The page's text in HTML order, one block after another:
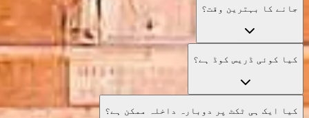
جانے کا بہترین وقت؟
کیا کوئی ڈریس کوڈ ہے؟
کیا ایک ہی ٹکٹ پر دوبارہ داخلہ ممکن ہے؟